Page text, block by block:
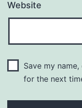
Website
Save my
for the next